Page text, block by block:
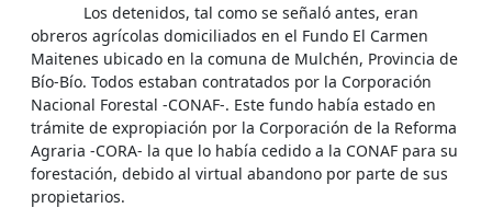
Los detenidos, tal como se señaló antes, eran
obreros agrícolas domiciliados en el Fundo El Carmen
Maitenes ubicado en la comuna de Mulchén, Provincia de
Bío-Bío. Todos estaban contratados por la Corporación
Nacional Forestal -CONAF-. Este fundo había estado en
trámite de expropiación por la Corporación de la Reforma
Agraria -CORA- la que lo había cedido a la CONAF para su
forestación, debido al virtual abandono por parte de sus
propietarios.